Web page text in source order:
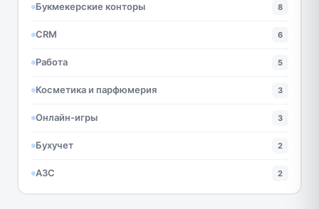
Букмекерские конторы 8
CRM 6
Работа 5
Косметика и парфюмерия 3
Онлайн-игры 3
Бухучет 2
АЗС 2